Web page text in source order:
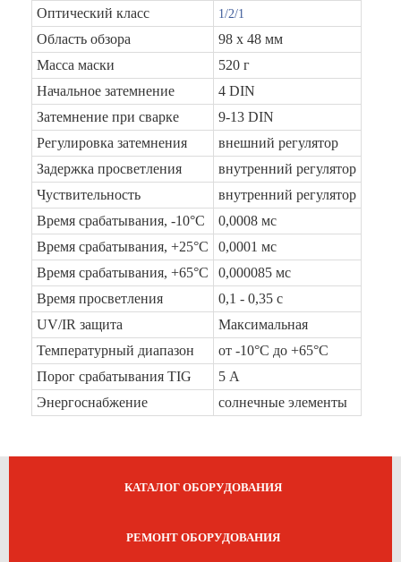
Оптический класс 1/2/1
Область обзора
98 x 48 мм
Масса маски
520 г
Начальное затемнение
4 DIN
Затемнение при сварке
9-13 DIN
Регулировка затемнения
внешний регулятор
Задержка просветления
внутренний регулятор
Чуствительность
внутренний регулятор
Время срабатывания, -10°C
0,0008 мс
Время срабатывания, +25°C
0,0001 мс
Время срабатывания, +65°C
0,000085 мс
Время просветления
0,1 - 0,35 с
UV/IR защита
Максимальная
Температурный диапазон
от -10°С до +65°C
Порог срабатывания TIG
5 А
Энергоснабжение
cолнечные элементы
КАТАЛОГ ОБОРУДОВАНИЯ
РЕМОНТ ОБОРУДОВАНИЯ